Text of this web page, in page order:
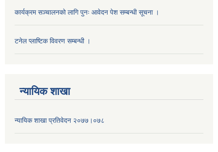
कार्यक्रम सञ्चालनको लागि पुनः आवेदन पेश सम्बन्धी सूचना ।
टनेल प्लाष्टिक विवरण सम्बन्धी ।
न्यायिक शाखा
न्यायिक शाखा प्रतिवेदन २०७७।०७८